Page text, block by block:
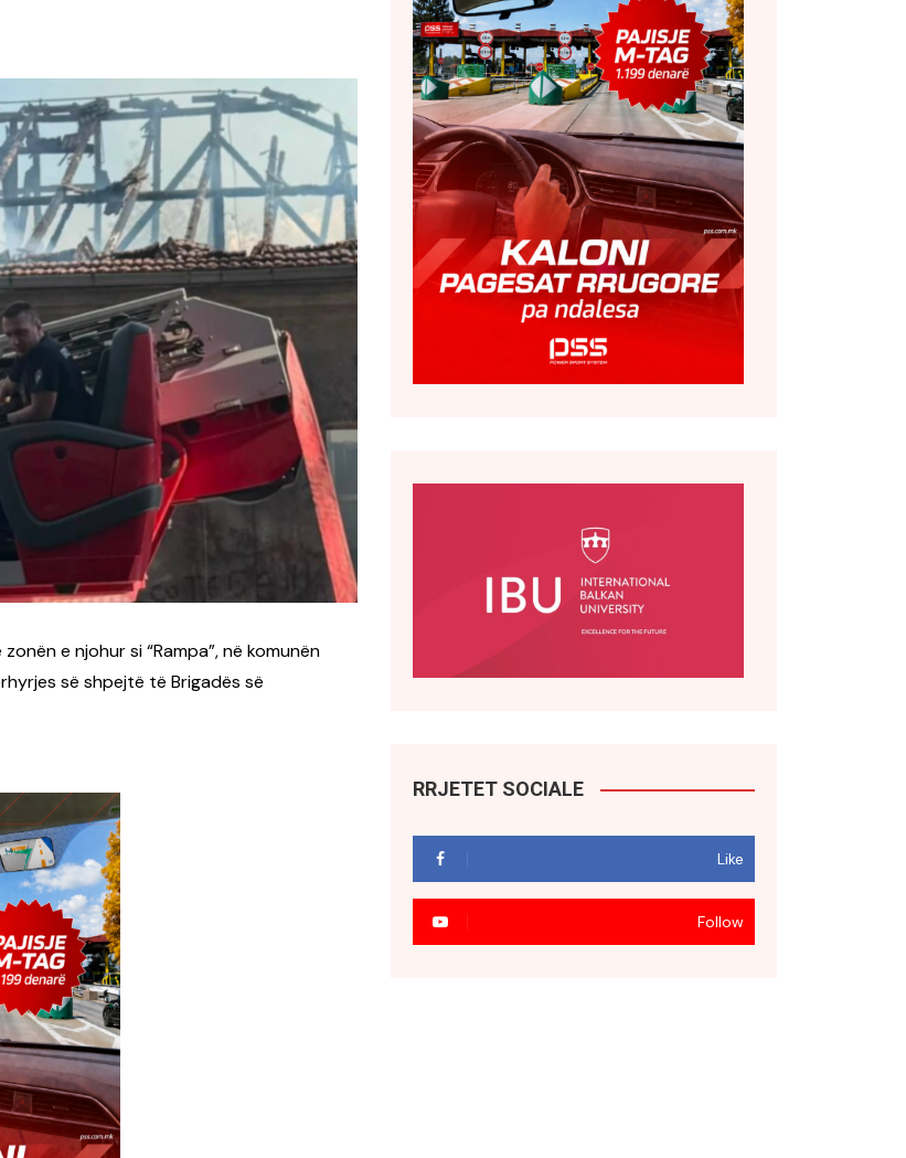
INTERVISTA EMISION
KONAKU
KU E KISHIM FJALEN
LIGJERATE FETARE
PARADITE ME NE
PIKËPAMJE
RECETA E DITES
RELAKS
RETRO JAVORE
e njohur si “Rampa”, në komunën
së shpejtë të Brigadës së
RRJETET SOCIALE
Like
Follow